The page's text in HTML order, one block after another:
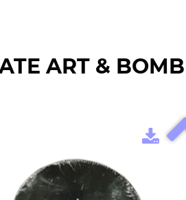
ART &